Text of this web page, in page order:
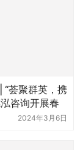
会2024年3月6日